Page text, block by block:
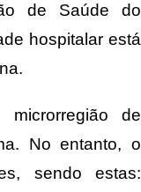
de Saúde do
hospitalar está
de
No entanto, o
sendo estas: